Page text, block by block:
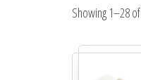
Showing 1–28